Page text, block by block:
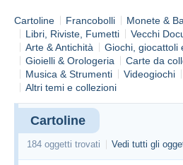
paiements par chèque ,
Envoi rapide et soigné.
Acheteurs Etrangers/
Pour les livraisons
contacter, s'il vous plait.
Moneybookers ou
les acheteurs étrangers.
international deliveries :
Foreign Purchasers:
Moneybookers (free) or
Euros). Thank you. Les
Cartoline Francobolli Monete &
Libri, Riviste, Fumetti
Vecchi
Arte & Antichità
Giochi, giocattoli
Gioielli & Orologeria
Carte da
Musica & Strumenti
Videogiochi
Altri temi e collezioni
Cartoline
184 oggetti trovati Vedi tutti gli